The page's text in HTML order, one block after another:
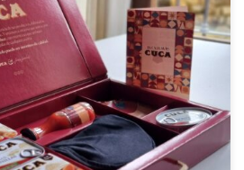
una “serie” de nuevas
Caja de Edición Limitada con
para degustar lo mejor del
llevada a cabo junto a uno
del mundo. · El chef Tres